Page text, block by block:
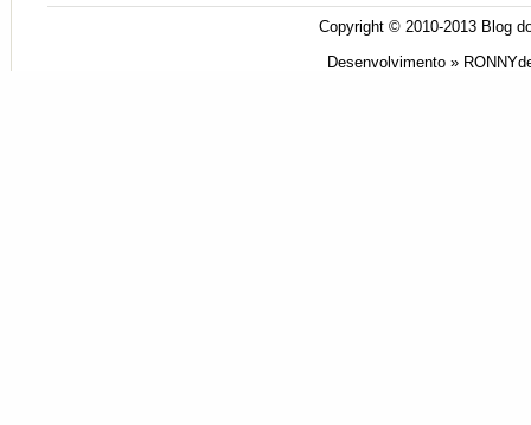
Copyright © 2010-2013 Blog
Desenvolvimento »